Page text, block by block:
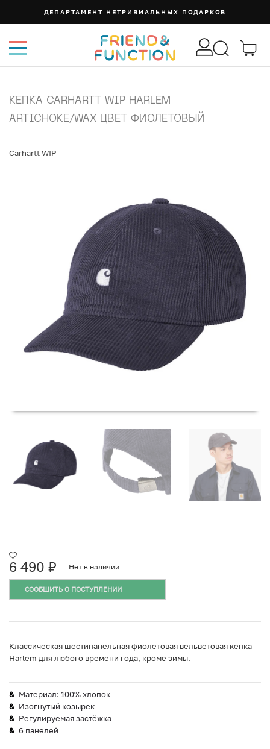
ДЕПАРТАМЕНТ НЕТРИВИАЛЬНЫХ ПОДАРКОВ
КЕПКА CARHARTT WIP HARLEM
ARTICHOKE/WAX ЦВЕТ ФИОЛЕТОВЫЙ
Carhartt WIP
6 490 ₽ Нет в наличии
СООБЩИТЬ О ПОСТУПЛЕНИИ
Классическая шестипанельная фиолетовая вельветовая кепка
Harlem для любого времени года, кроме зимы.
Материал: 100% хлопок
Изогнутый козырек
Регулируемая застёжка
6 панелей